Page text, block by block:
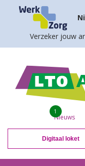
Verzeker jouw
Nieuws
1
Digitaal loket